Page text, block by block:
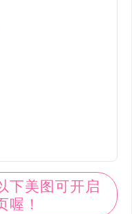
下美图可开启
喔！